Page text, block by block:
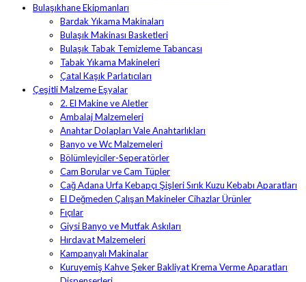
Bulaşıkhane Ekipmanları
Bardak Yıkama Makinaları
Bulaşık Makinası Basketleri
Bulaşık Tabak Temizleme Tabancası
Tabak Yıkama Makineleri
Çatal Kaşık Parlatıcıları
Çeşitli Malzeme Eşyalar
2. El Makine ve Aletler
Ambalaj Malzemeleri
Anahtar Dolapları Vale Anahtarlıkları
Banyo ve Wc Malzemeleri
Bölümleyiciler-Seperatörler
Cam Borular ve Cam Tüpler
Cağ Adana Urfa Kebapçı Şişleri Sırık Kuzu Kebabı Aparatları
El Değmeden Çalışan Makineler Cihazlar Ürünler
Fıçılar
Giysi Banyo ve Mutfak Askıları
Hırdavat Malzemeleri
Kampanyalı Makinalar
Kuruyemiş Kahve Şeker Bakliyat Krema Verme Aparatları